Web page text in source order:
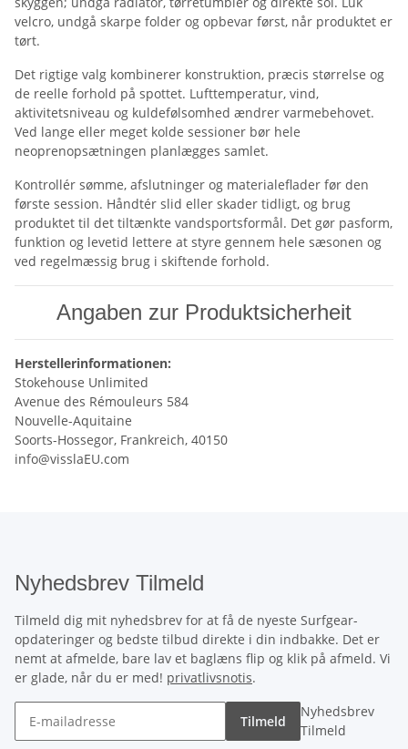
velcro, undgå skarpe folder og opbevar først, når produktet er
tørt.
Det rigtige valg kombinerer konstruktion, præcis størrelse og
de reelle forhold på spottet. Lufttemperatur, vind,
aktivitetsniveau og kuldefølsomhed ændrer varmebehovet.
Ved lange eller meget kolde sessioner bør hele
neoprenopsætningen planlægges samlet.
Kontrollér sømme, afslutninger og materialeflader før den
første session. Håndtér slid eller skader tidligt, og brug
produktet til det tiltænkte vandsportsformål. Det gør pasform,
funktion og levetid lettere at styre gennem hele sæsonen og
ved regelmæssig brug i skiftende forhold.
Angaben zur Produktsicherheit
Herstellerinformationen:
Stokehouse Unlimited
Avenue des Rémouleurs 584
Nouvelle-Aquitaine
Soorts-Hossegor, Frankreich, 40150
info@visslaEU.com
Nyhedsbrev Tilmeld
Tilmeld dig mit nyhedsbrev for at få de nyeste Surfgear-
opdateringer og bedste tilbud direkte i din indbakke. Det er
nemt at afmelde, bare lav et baglæns flip og klik på afmeld. Vi
er glade, når du er med! privatlivsnotis.
Tilmeld
Nyhedsbrev
Tilmeld